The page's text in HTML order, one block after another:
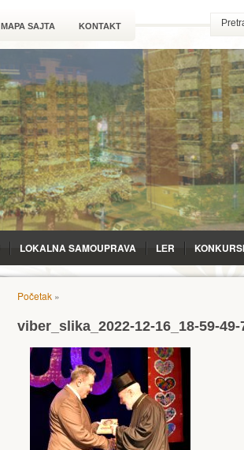
MAPA SAJTA KONTAKT
LOKALNA SAMOUPRAVA LЕR KONKURSI
Početak »
viber_slika_2022-12-16_18-59-49-